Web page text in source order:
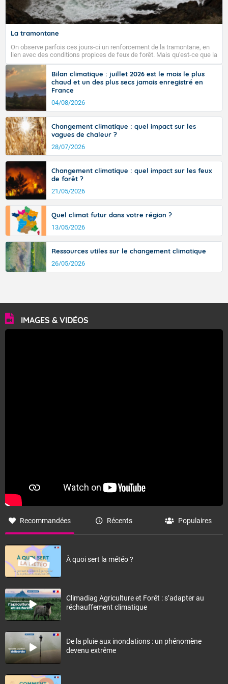
La tramontane
On observe parfois ces jours-ci un renforcement de la tramontane, en
lien avec des conditions propices de feux de forêt. Mais qu'est-ce que la
tramontane ? Quelles sont ses caractéristiques ? La tramontane est un
vent turbulent soufflant de secteur nord-ouest à nord, ou ouest à nord-
ouest, dans un secteur qui part du Roussillon à la vallée de l’Aude et à
l’ouest de l’Hérault. L’étymologie de ce vent vient du latin trasmontanus,
signifiant au-delà des monts, en allusion aux régions montagneuses
d’où provient ce vent.
Bilan climatique : juillet 2026 est le mois le plus
chaud et un des plus secs jamais enregistré en
France
04/08/2026
Changement climatique : quel impact sur les
vagues de chaleur ?
28/07/2026
Changement climatique : quel impact sur les feux
de forêt ?
21/05/2026
Quel climat futur dans votre région ?
13/05/2026
Ressources utiles sur le changement climatique
26/05/2026
IMAGES & VIDÉOS
Recommandées Récents Populaires
À quoi sert la météo ?
Climadiag Agriculture et Forêt : s’adapter au
réchauffement climatique
De la pluie aux inondations : un phénomène
devenu extrême